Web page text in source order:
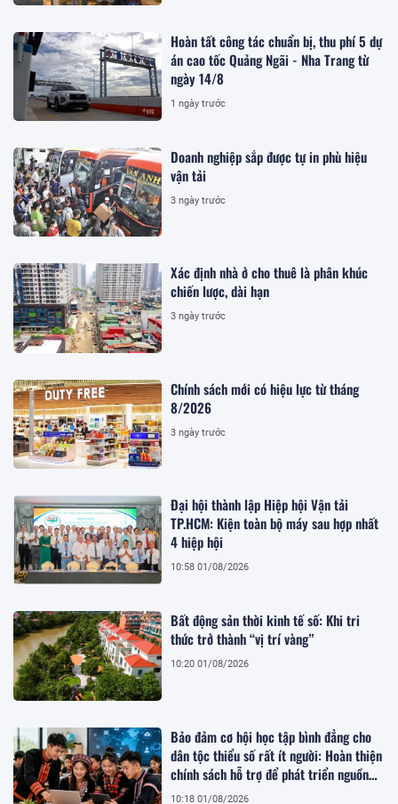
Hoàn tất công tác chuẩn bị, thu phí 5 dự
án cao tốc Quảng Ngãi - Nha Trang từ
ngày 14/8
1 ngày trước
Doanh nghiệp sắp được tự in phù hiệu
vận tải
3 ngày trước
Xác định nhà ở cho thuê là phân khúc
chiến lược, dài hạn
3 ngày trước
Chính sách mới có hiệu lực từ tháng
8/2026
3 ngày trước
Đại hội thành lập Hiệp hội Vận tải
TP.HCM: Kiện toàn bộ máy sau hợp nhất
4 hiệp hội
10:58 01/08/2026
Bất động sản thời kinh tế số: Khi tri
thức trở thành “vị trí vàng”
10:20 01/08/2026
Bảo đảm cơ hội học tập bình đẳng cho
dân tộc thiểu số rất ít người: Hoàn thiện
chính sách hỗ trợ để phát triển nguồn
nhân lực bền vững
10:18 01/08/2026